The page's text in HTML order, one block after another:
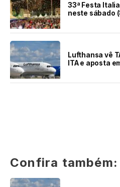
33ª Festa
neste sábado
Lufthansa vê
ITA e aposta
Confira também: